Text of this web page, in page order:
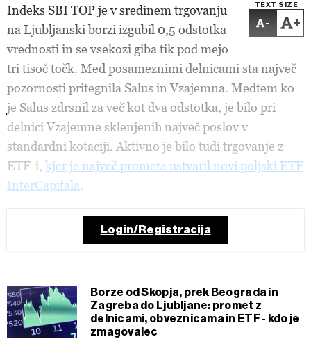
TEXT SIZE
- +
Indeks SBI TOP je v sredinem trgovanju
na Ljubljanski borzi izgubil 0,5 odstotka
vrednosti in se vsekozi giba tik pod mejo
tri tisoč točk. Med posameznimi delnicami sta največ
pozornosti pritegnila Salus in Vzajemna. Medtem ko
je Salus zdrsnil za več kot dva odstotka, je bilo pri
delnici Vzajemne sklenjenih največ poslov v
standardni kotaciji. Aktivno je bilo tudi trgovanje z
ETF-i, kjer je največ prometa ustvaril novi poljski ETF
InterCapitala.
Login/Registracija
Borze od Skopja, prek Beograda in
Zagreba do Ljubljane: promet z
delnicami, obveznicama in ETF - kdo je
zmagovalec